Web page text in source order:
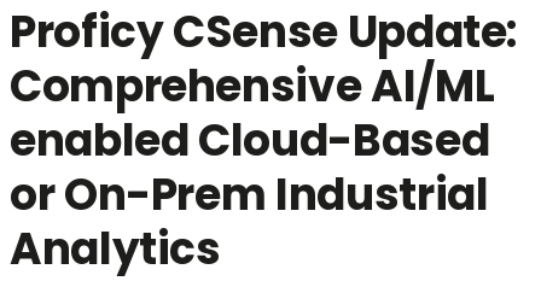
Proficy CSense Update:
Comprehensive AI/ML
enabled Cloud-Based
or On-Prem Industrial
Analytics